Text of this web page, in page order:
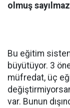
olmuş sayılmaz
Bu eğitim
büyütüyor. 3
müfredat, üç
var. Bunun